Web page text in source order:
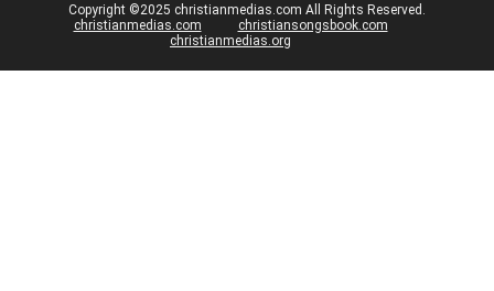
Copyright ©2025 christianmedias.com All Rights Reserved.
christianmedias.com
christiansongsbook.com
christianmedias.org